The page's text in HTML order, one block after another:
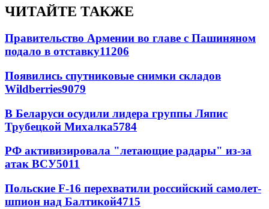
ЧИТАЙТЕ ТАКЖЕ
Правительство Армении во главе с Пашиняном
подало в отставку11206
Появились спутниковые снимки складов
Wildberries9079
В Беларуси осудили лидера группы Ляпис
Трубецкой Михалка5784
РФ активизировала "летающие радары" из-за
атак ВСУ5011
Польские F-16 перехватили российский самолет-
шпион над Балтикой4715